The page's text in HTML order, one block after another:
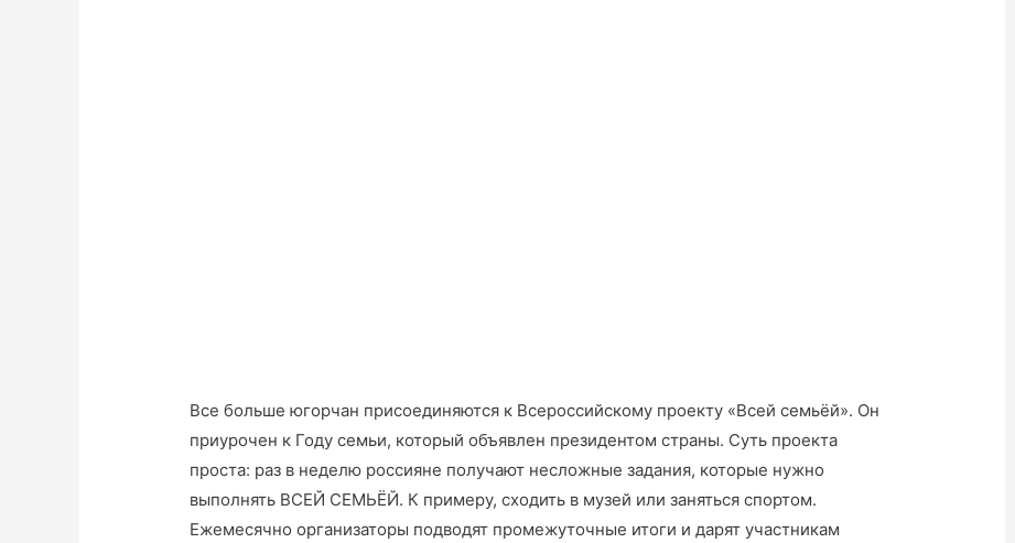
Все больше югорчан присоединяются к Всероссийскому проекту «Всей семьёй». Он
приурочен к Году семьи, который объявлен президентом страны. Суть проекта
проста: раз в неделю россияне получают несложные задания, которые нужно
выполнять ВСЕЙ СЕМЬЁЙ. К примеру, сходить в музей или заняться спортом.
Ежемесячно организаторы подводят промежуточные итоги и дарят участникам